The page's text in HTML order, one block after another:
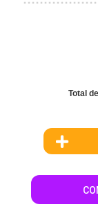
Total